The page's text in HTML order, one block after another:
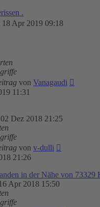
.
18 Apr 2019 09:18
von Vanagaudi
11:31
02 Dez 2018 21:25
von v-dulli
21:26
in der Nähe von 73329
16 Apr 2018 15:50